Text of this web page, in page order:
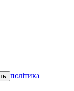
політика